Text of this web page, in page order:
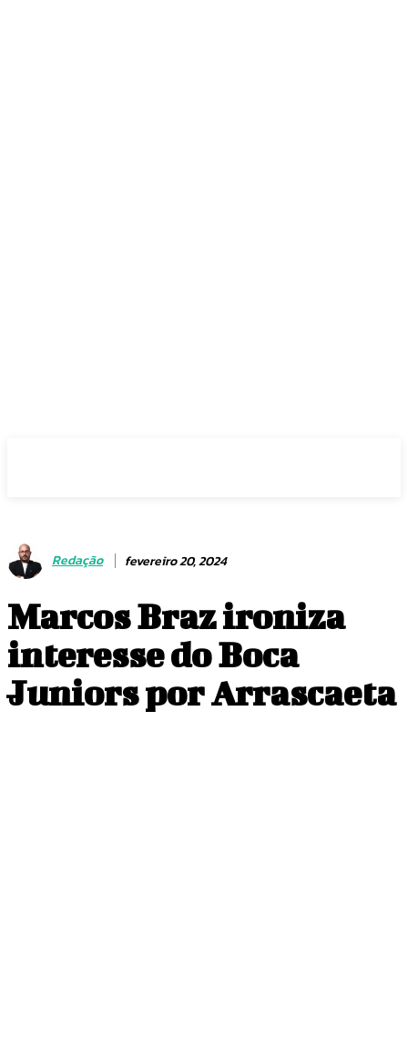
Redação fevereiro 20, 2024
Marcos Braz ironiza
interesse do Boca
Juniors por Arrascaeta